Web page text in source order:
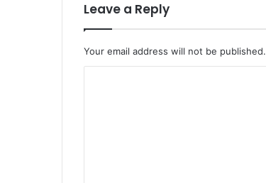
Leave a Reply
Your email address will not be published.